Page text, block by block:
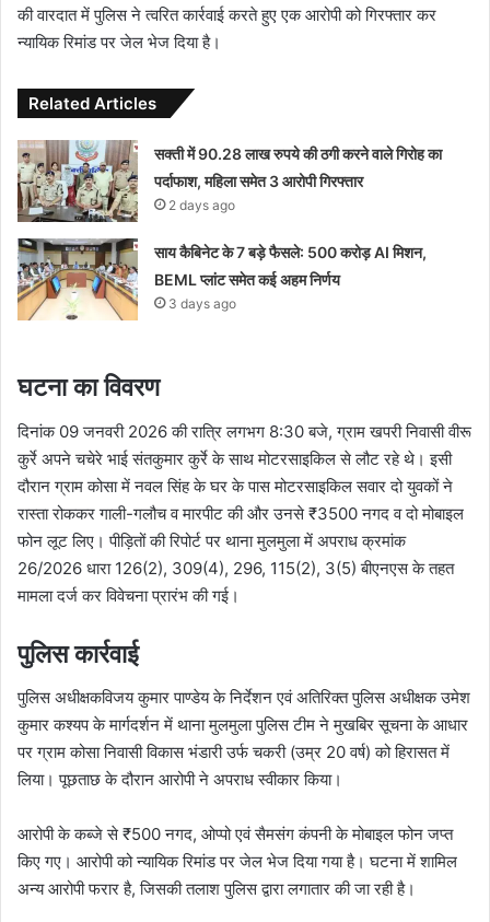
की वारदात में पुलिस ने त्वरित कार्रवाई करते हुए एक आरोपी को गिरफ्तार कर
न्यायिक रिमांड पर जेल भेज दिया है।
Related Articles
सक्ती में 90.28 लाख रुपये की ठगी करने वाले गिरोह का
पर्दाफाश, महिला समेत 3 आरोपी गिरफ्तार
2 days ago
साय कैबिनेट के 7 बड़े फैसले: 500 करोड़ AI मिशन,
BEML प्लांट समेत कई अहम निर्णय
3 days ago
घटना का विवरण
दिनांक 09 जनवरी 2026 की रात्रि लगभग 8:30 बजे, ग्राम खपरी निवासी वीरू
कुर्रे अपने चचेरे भाई संतकुमार कुर्रे के साथ मोटरसाइकिल से लौट रहे थे। इसी
दौरान ग्राम कोसा में नवल सिंह के घर के पास मोटरसाइकिल सवार दो युवकों ने
रास्ता रोककर गाली-गलौच व मारपीट की और उनसे ₹3500 नगद व दो मोबाइल
फोन लूट लिए। पीड़ितों की रिपोर्ट पर थाना मुलमुला में अपराध क्रमांक
26/2026 धारा 126(2), 309(4), 296, 115(2), 3(5) बीएनएस के तहत
मामला दर्ज कर विवेचना प्रारंभ की गई।
पुलिस कार्रवाई
पुलिस अधीक्षकविजय कुमार पाण्डेय के निर्देशन एवं अतिरिक्त पुलिस अधीक्षक उमेश
कुमार कश्यप के मार्गदर्शन में थाना मुलमुला पुलिस टीम ने मुखबिर सूचना के आधार
पर ग्राम कोसा निवासी विकास भंडारी उर्फ चकरी (उम्र 20 वर्ष) को हिरासत में
लिया। पूछताछ के दौरान आरोपी ने अपराध स्वीकार किया।
आरोपी के कब्जे से ₹500 नगद, ओप्पो एवं सैमसंग कंपनी के मोबाइल फोन जप्त
किए गए। आरोपी को न्यायिक रिमांड पर जेल भेज दिया गया है। घटना में शामिल
अन्य आरोपी फरार है, जिसकी तलाश पुलिस द्वारा लगातार की जा रही है।